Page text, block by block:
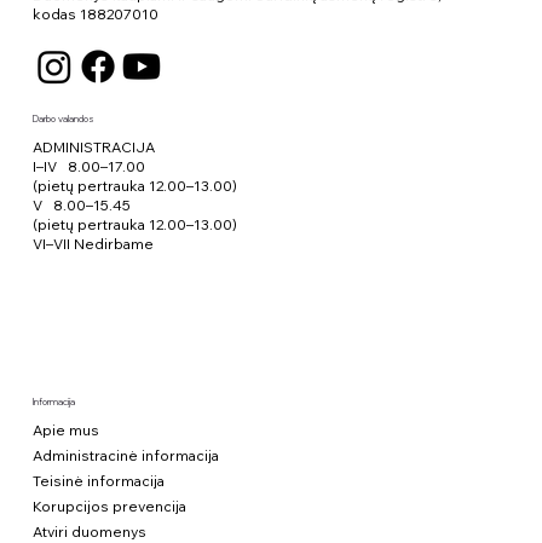
kodas 188207010
Darbo valandos
ADMINISTRACIJA
I–IV 8.00–17.00
(pietų pertrauka 12.00–13.00)
V 8.00–15.45
(pietų pertrauka 12.00–13.00)
VI–VII Nedirbame
Informacija
Apie mus
Administracinė informacija
Teisinė informacija
Korupcijos prevencija
Atviri duomenys